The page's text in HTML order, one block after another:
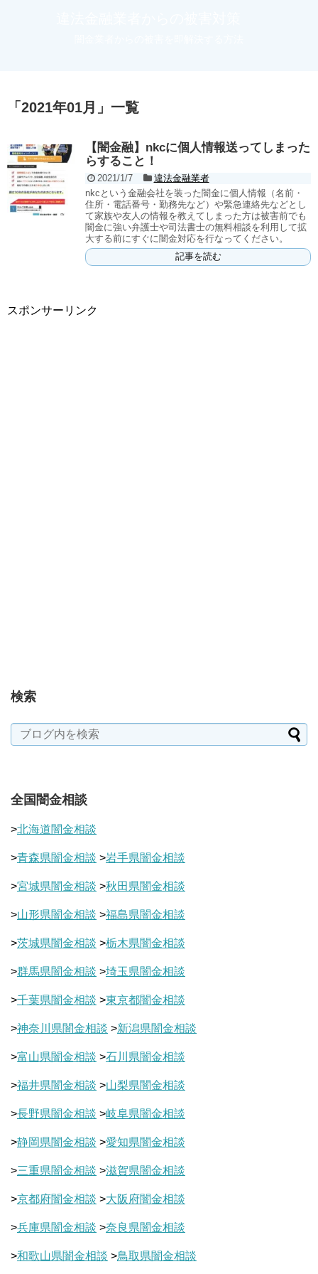
「 2021年01月 」 一覧
【闇金融】nkcに個人情報送ってしまった
らすること！
2021/1/7
違法金融業者
nkcという金融会社を装った闇金に個人情報（名前・
住所・電話番号・勤務先など）や緊急連絡先などとし
て家族や友人の情報を教えてしまった方は被害前でも
闇金に強い弁護士や司法書士の無料相談を利用して拡
大する前にすぐに闇金対応を行なってください。
記事を読む
スポンサーリンク
検索
全国闇金相談
>北海道闇金相談
>青森県闇金相談 >岩手県闇金相談
>宮城県闇金相談 >秋田県闇金相談
>山形県闇金相談 >福島県闇金相談
>茨城県闇金相談 >栃木県闇金相談
>群馬県闇金相談 >埼玉県闇金相談
>千葉県闇金相談 >東京都闇金相談
>神奈川県闇金相談 >新潟県闇金相談
>富山県闇金相談 >石川県闇金相談
>福井県闇金相談 >山梨県闇金相談
>長野県闇金相談 >岐阜県闇金相談
>静岡県闇金相談 >愛知県闇金相談
>三重県闇金相談 >滋賀県闇金相談
>京都府闇金相談 >大阪府闇金相談
>兵庫県闇金相談 >奈良県闇金相談
>和歌山県闇金相談 >鳥取県闇金相談